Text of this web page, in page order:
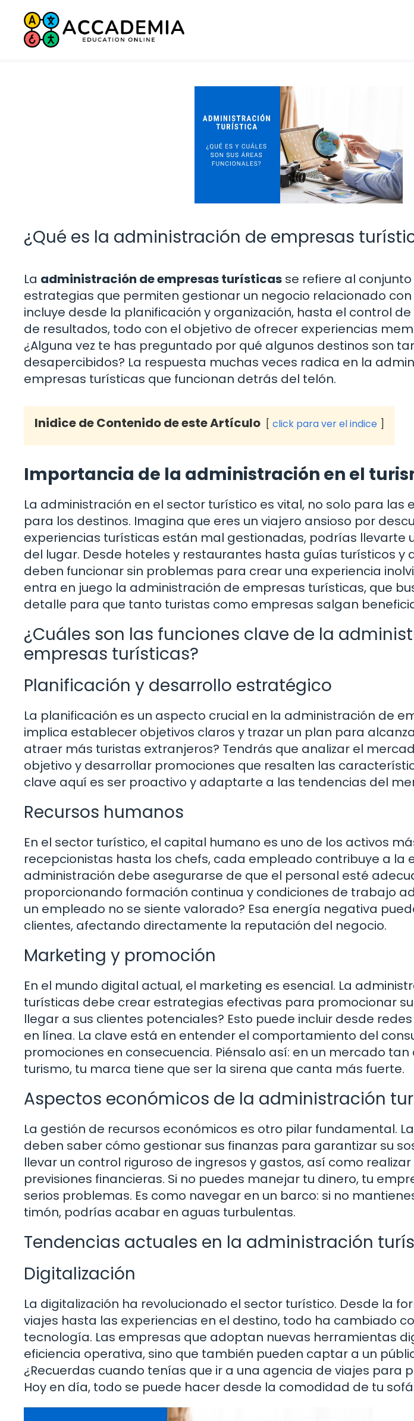
Saltar
contenido
¿Qué es la administración de empresas
La administración de empresas turísticas se refiere al
estrategias que permiten gestionar un negocio relacionado con
incluye desde la planificación y organización, hasta el control
de resultados, todo con el objetivo de ofrecer experiencias
¿Alguna vez te has preguntado por qué algunos destinos son
desapercibidos? La respuesta muchas veces radica en la
empresas turísticas que funcionan detrás del telón.
Inidice de Contenido de este Artículo click para ver el indice
Importancia de la administración en el
La administración en el sector turístico es vital, no solo para las
para los destinos. Imagina que eres un viajero ansioso por
experiencias turísticas están mal gestionadas, podrías llevarte
del lugar. Desde hoteles y restaurantes hasta guías turísticos y
deben funcionar sin problemas para crear una experiencia
entra en juego la administración de empresas turísticas, que
detalle para que tanto turistas como empresas salgan
¿Cuáles son las funciones clave de la
empresas turísticas?
Planificación y desarrollo estratégico
La planificación es un aspecto crucial en la administración de
implica establecer objetivos claros y trazar un plan para
atraer más turistas extranjeros? Tendrás que analizar el
objetivo y desarrollar promociones que resalten las
clave aquí es ser proactivo y adaptarte a las tendencias del
Recursos humanos
En el sector turístico, el capital humano es uno de los activos
recepcionistas hasta los chefs, cada empleado contribuye a la
administración debe asegurarse de que el personal esté
proporcionando formación continua y condiciones de trabajo
un empleado no se siente valorado? Esa energía negativa
clientes, afectando directamente la reputación del negocio.
Marketing y promoción
En el mundo digital actual, el marketing es esencial. La
turísticas debe crear estrategias efectivas para promocionar
llegar a sus clientes potenciales? Esto puede incluir desde
en línea. La clave está en entender el comportamiento del
promociones en consecuencia. Piénsalo así: en un mercado
turismo, tu marca tiene que ser la sirena que canta más fuerte.
Aspectos económicos de la administración
La gestión de recursos económicos es otro pilar fundamental.
deben saber cómo gestionar sus finanzas para garantizar su
llevar un control riguroso de ingresos y gastos, así como
previsiones financieras. Si no puedes manejar tu dinero, tu
serios problemas. Es como navegar en un barco: si no
timón, podrías acabar en aguas turbulentas.
Tendencias actuales en la administración
Digitalización
La digitalización ha revolucionado el sector turístico. Desde la
viajes hasta las experiencias en el destino, todo ha cambiado
tecnología. Las empresas que adoptan nuevas herramientas
eficiencia operativa, sino que también pueden captar a un
¿Recuerdas cuando tenías que ir a una agencia de viajes para
Hoy en día, todo se puede hacer desde la comodidad de tu